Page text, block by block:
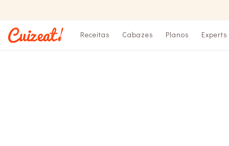
Receitas Cabazes Planos Experts